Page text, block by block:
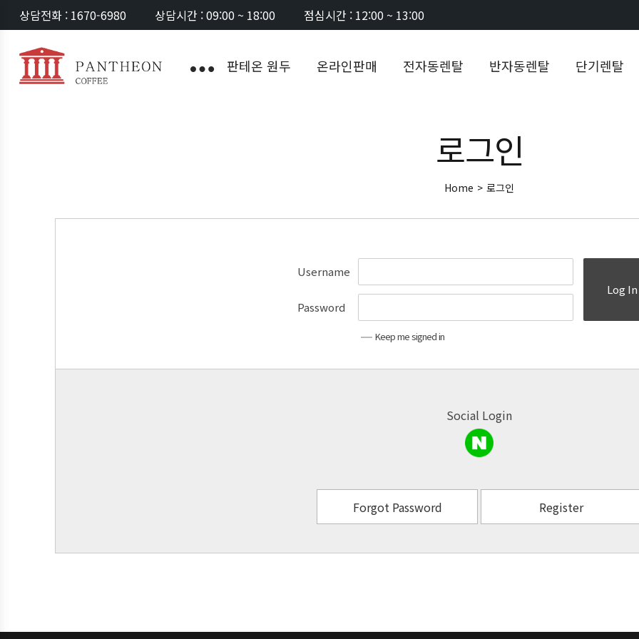
상담전화 : 1670-6980 상담시간 : 09:00 ~ 18:00 점심시간 : 12:00 ~ 13:00
판테온 원두 온라인판매 전자동렌탈 반자동렌탈 단기렌탈
로그인
Home > 로그인
Username
Password
Keep me signed in
Log In
Social Login
Forgot Password Register